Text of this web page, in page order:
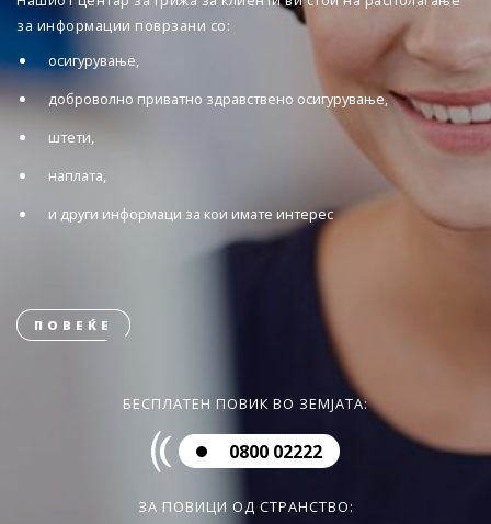
за информации поврзани со:
осигурување,
доброволно приватно здравствено осигурување,
штети,
наплата,
и други информаци за кои имате интерес
ПОВЕЌЕ
БЕСПЛАТЕН ПОВИК ВО ЗЕМЈАТА:
0800 02222
ЗА ПОВИЦИ ОД СТРАНСТВО: